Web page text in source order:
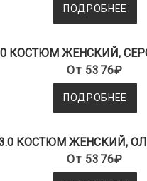
ПОДРОБНЕЕ
КОСТЮМ ЖЕНСКИЙ,
От 5376₽
ПОДРОБНЕЕ
КОСТЮМ ЖЕНСКИЙ,
От 5376₽